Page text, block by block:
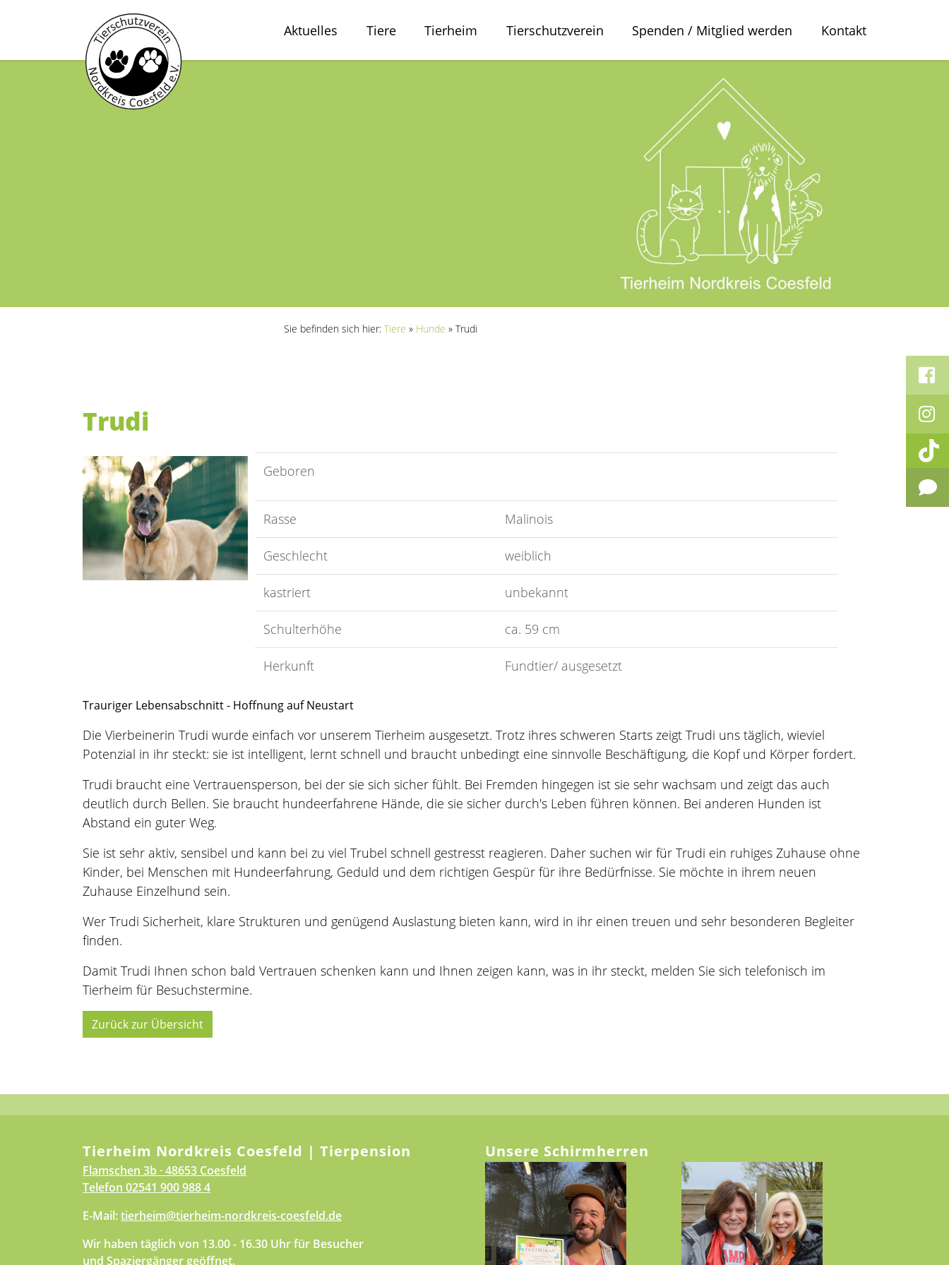
Aktuelles Tiere Tierheim Tierschutzverein Spenden / Mitglied werden Kontakt
Sie befinden sich hier: Tiere » Hunde » Trudi
Trudi
Geboren
Rasse Malinois
Geschlecht weiblich
kastriert unbekannt
Schulterhöhe ca. 59 cm
Herkunft Fundtier/ ausgesetzt
Trauriger Lebensabschnitt - Hoffnung auf Neustart
Die Vierbeinerin Trudi wurde einfach vor unserem Tierheim ausgesetzt. Trotz ihres schweren Starts zeigt Trudi uns täglich, wieviel
Potenzial in ihr steckt: sie ist intelligent, lernt schnell und braucht unbedingt eine sinnvolle Beschäftigung, die Kopf und Körper fordert.
Trudi braucht eine Vertrauensperson, bei der sie sich sicher fühlt. Bei Fremden hingegen ist sie sehr wachsam und zeigt das auch
deutlich durch Bellen. Sie braucht hundeerfahrene Hände, die sie sicher durch's Leben führen können. Bei anderen Hunden ist
Abstand ein guter Weg.
Sie ist sehr aktiv, sensibel und kann bei zu viel Trubel schnell gestresst reagieren. Daher suchen wir für Trudi ein ruhiges Zuhause ohne
Kinder, bei Menschen mit Hundeerfahrung, Geduld und dem richtigen Gespür für ihre Bedürfnisse. Sie möchte in ihrem neuen
Zuhause Einzelhund sein.
Wer Trudi Sicherheit, klare Strukturen und genügend Auslastung bieten kann, wird in ihr einen treuen und sehr besonderen Begleiter
finden.
Damit Trudi Ihnen schon bald Vertrauen schenken kann und Ihnen zeigen kann, was in ihr steckt, melden Sie sich telefonisch im
Tierheim für Besuchstermine.
Zurück zur Übersicht
Tierheim Nordkreis Coesfeld | Tierpension
Flamschen 3b · 48653 Coesfeld
Telefon 02541 900 988 4
E-Mail:tierheim@tierheim-nordkreis-coesfeld.de
Wir haben täglich von 13.00 - 16.30 Uhr für Besucher
und Spaziergänger geöffnet.
Unsere Schirmherren